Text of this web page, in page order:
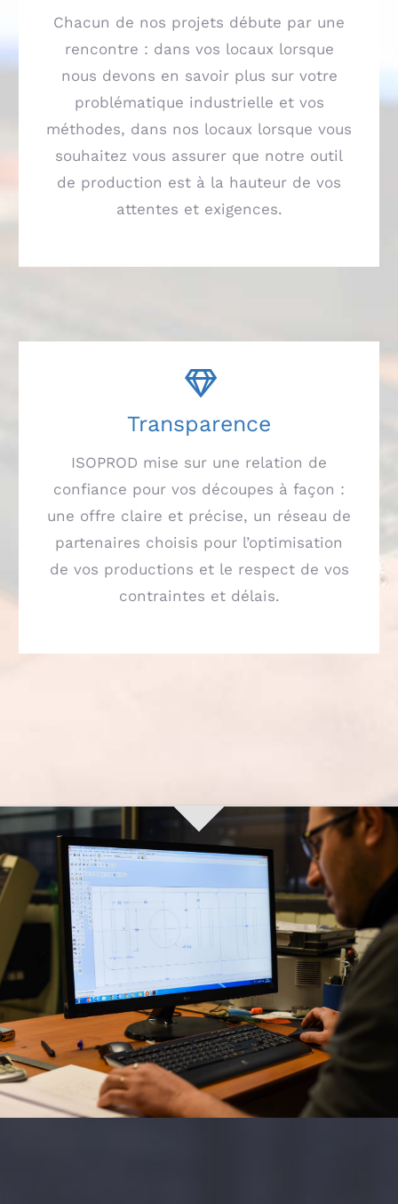
Chacun de nos projets débute par une
rencontre : dans vos locaux lorsque
nous devons en savoir plus sur votre
problématique industrielle et vos
méthodes, dans nos locaux lorsque vous
souhaitez vous assurer que notre outil
de production est à la hauteur de vos
attentes et exigences.
Transparence
ISOPROD mise sur une relation de
confiance pour vos découpes à façon :
une offre claire et précise, un réseau de
partenaires choisis pour l’optimisation
de vos productions et le respect de vos
contraintes et délais.